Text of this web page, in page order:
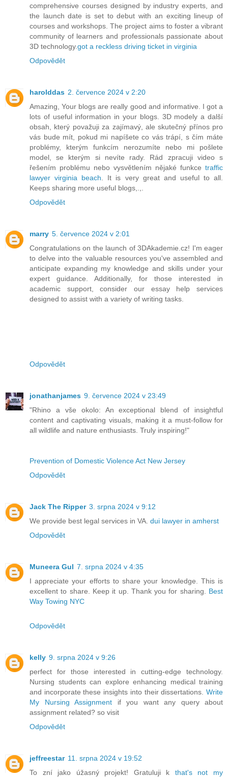
comprehensive courses designed by industry experts, and
the launch date is set to debut with an exciting lineup of
courses and workshops. The project aims to foster a vibrant
community of learners and professionals passionate about
3D technology.got a reckless driving ticket in virginia
Odpovědět
harolddas 2. července 2024 v 2:20
Amazing, Your blogs are really good and informative. I got a
lots of useful information in your blogs. 3D modely a další
obsah, který považuji za zajímavý, ale skutečný přínos pro
vás bude mít, pokud mi napíšete co vás trápí, s čím máte
problémy, kterým funkcím nerozumíte nebo mi pošlete
model, se kterým si nevíte rady. Rád zpracuji video s
řešením problému nebo vysvětlením nějaké funkce traffic
lawyer virginia beach. It is very great and useful to all.
Keeps sharing more useful blogs,.,.
Odpovědět
marry 5. července 2024 v 2:01
Congratulations on the launch of 3DAkademie.cz! I'm eager
to delve into the valuable resources you've assembled and
anticipate expanding my knowledge and skills under your
expert guidance. Additionally, for those interested in
academic support, consider our essay help services
designed to assist with a variety of writing tasks.
Odpovědět
jonathanjames 9. července 2024 v 23:49
"Rhino a vše okolo: An exceptional blend of insightful
content and captivating visuals, making it a must-follow for
all wildlife and nature enthusiasts. Truly inspiring!"
Prevention of Domestic Violence Act New Jersey
Odpovědět
Jack The Ripper 3. srpna 2024 v 9:12
We provide best legal services in VA. dui lawyer in amherst
Odpovědět
Muneera Gul 7. srpna 2024 v 4:35
I appreciate your efforts to share your knowledge. This is
excellent to share. Keep it up. Thank you for sharing. Best
Way Towing NYC
Odpovědět
kelly 9. srpna 2024 v 9:26
perfect for those interested in cutting-edge technology.
Nursing students can explore enhancing medical training
and incorporate these insights into their dissertations. Write
My Nursing Assignment if you want any query about
assignment related? so visit
Odpovědět
jeffreestar 11. srpna 2024 v 19:52
To zní jako úžasný projekt! Gratuluji k that's not my